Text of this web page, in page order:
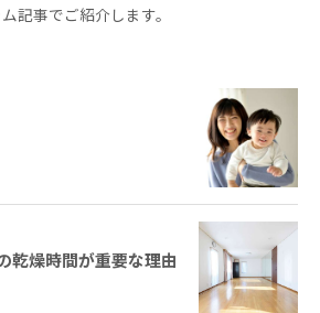
記事でご紹介します。
乾燥時間が重要な理由